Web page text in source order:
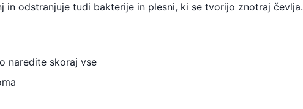
in odstranjuje tudi bakterije in plesni, ki se tvorijo znotraj čevlja.
naredite skoraj vse